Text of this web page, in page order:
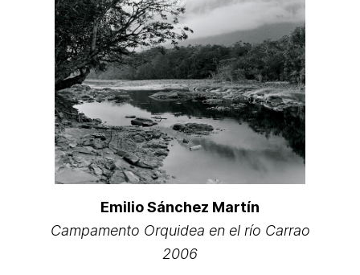
Emilio Sánchez Martín
Campamento Orquidea en el río Carrao
2006